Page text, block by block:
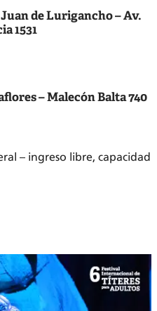
de Lurigancho – Av.
1531
– Malecón Balta 740
– ingreso libre, capacidad